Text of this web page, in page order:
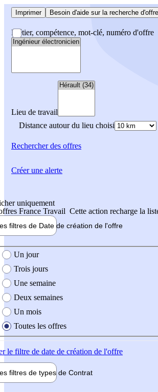
Imprimer Besoin d'aide sur la recherche
Métier, compétence, mot-clé, numéro d'offre
Lieu de travail
Distance autour du lieu choisi
Rechercherdes offres
uniquement
France Travail Cette action recharge la
filtres de Date de création de l'offre
création de l'offre
Un jour
Trois jours
Une semaine
Deux semaines
Un mois
Toutes les offres
le filtre de date de création de l'offre
filtres de types de Contrat
Créer une alerte